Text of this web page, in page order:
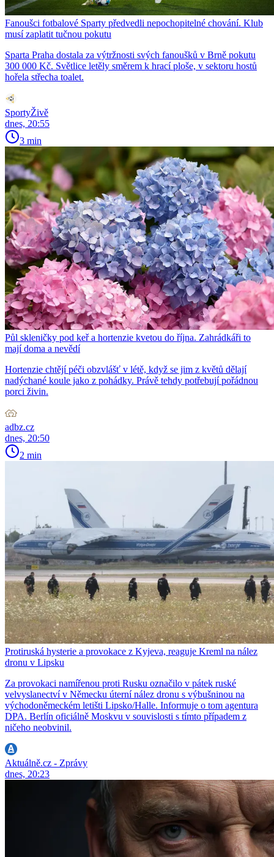
Fanoušci fotbalové Sparty předvedli nepochopitelné chování. Klub
musí zaplatit tučnou pokutu
Sparta Praha dostala za výtržnosti svých fanoušků v Brně pokutu
300 000 Kč. Světlice letěly směrem k hrací ploše, v sektoru hostů
hořela střecha toalet.
SportyŽivě
dnes, 20:55
3 min
Půl skleničky pod keř a hortenzie kvetou do října. Zahrádkáři to
mají doma a nevědí
Hortenzie chtějí péči obzvlášť v létě, když se jim z květů dělají
nadýchané koule jako z pohádky. Právě tehdy potřebují pořádnou
porci živin.
adbz.cz
dnes, 20:50
2 min
Protiruská hysterie a provokace z Kyjeva, reaguje Kreml na nález
dronu v Lipsku
Za provokaci namířenou proti Rusku označilo v pátek ruské
velvyslanectví v Německu úterní nález dronu s výbušninou na
východoněmeckém letišti Lipsko/Halle. Informuje o tom agentura
DPA. Berlín oficiálně Moskvu v souvislosti s tímto případem z
ničeho neobvinil.
Aktuálně.cz - Zprávy
dnes, 20:23